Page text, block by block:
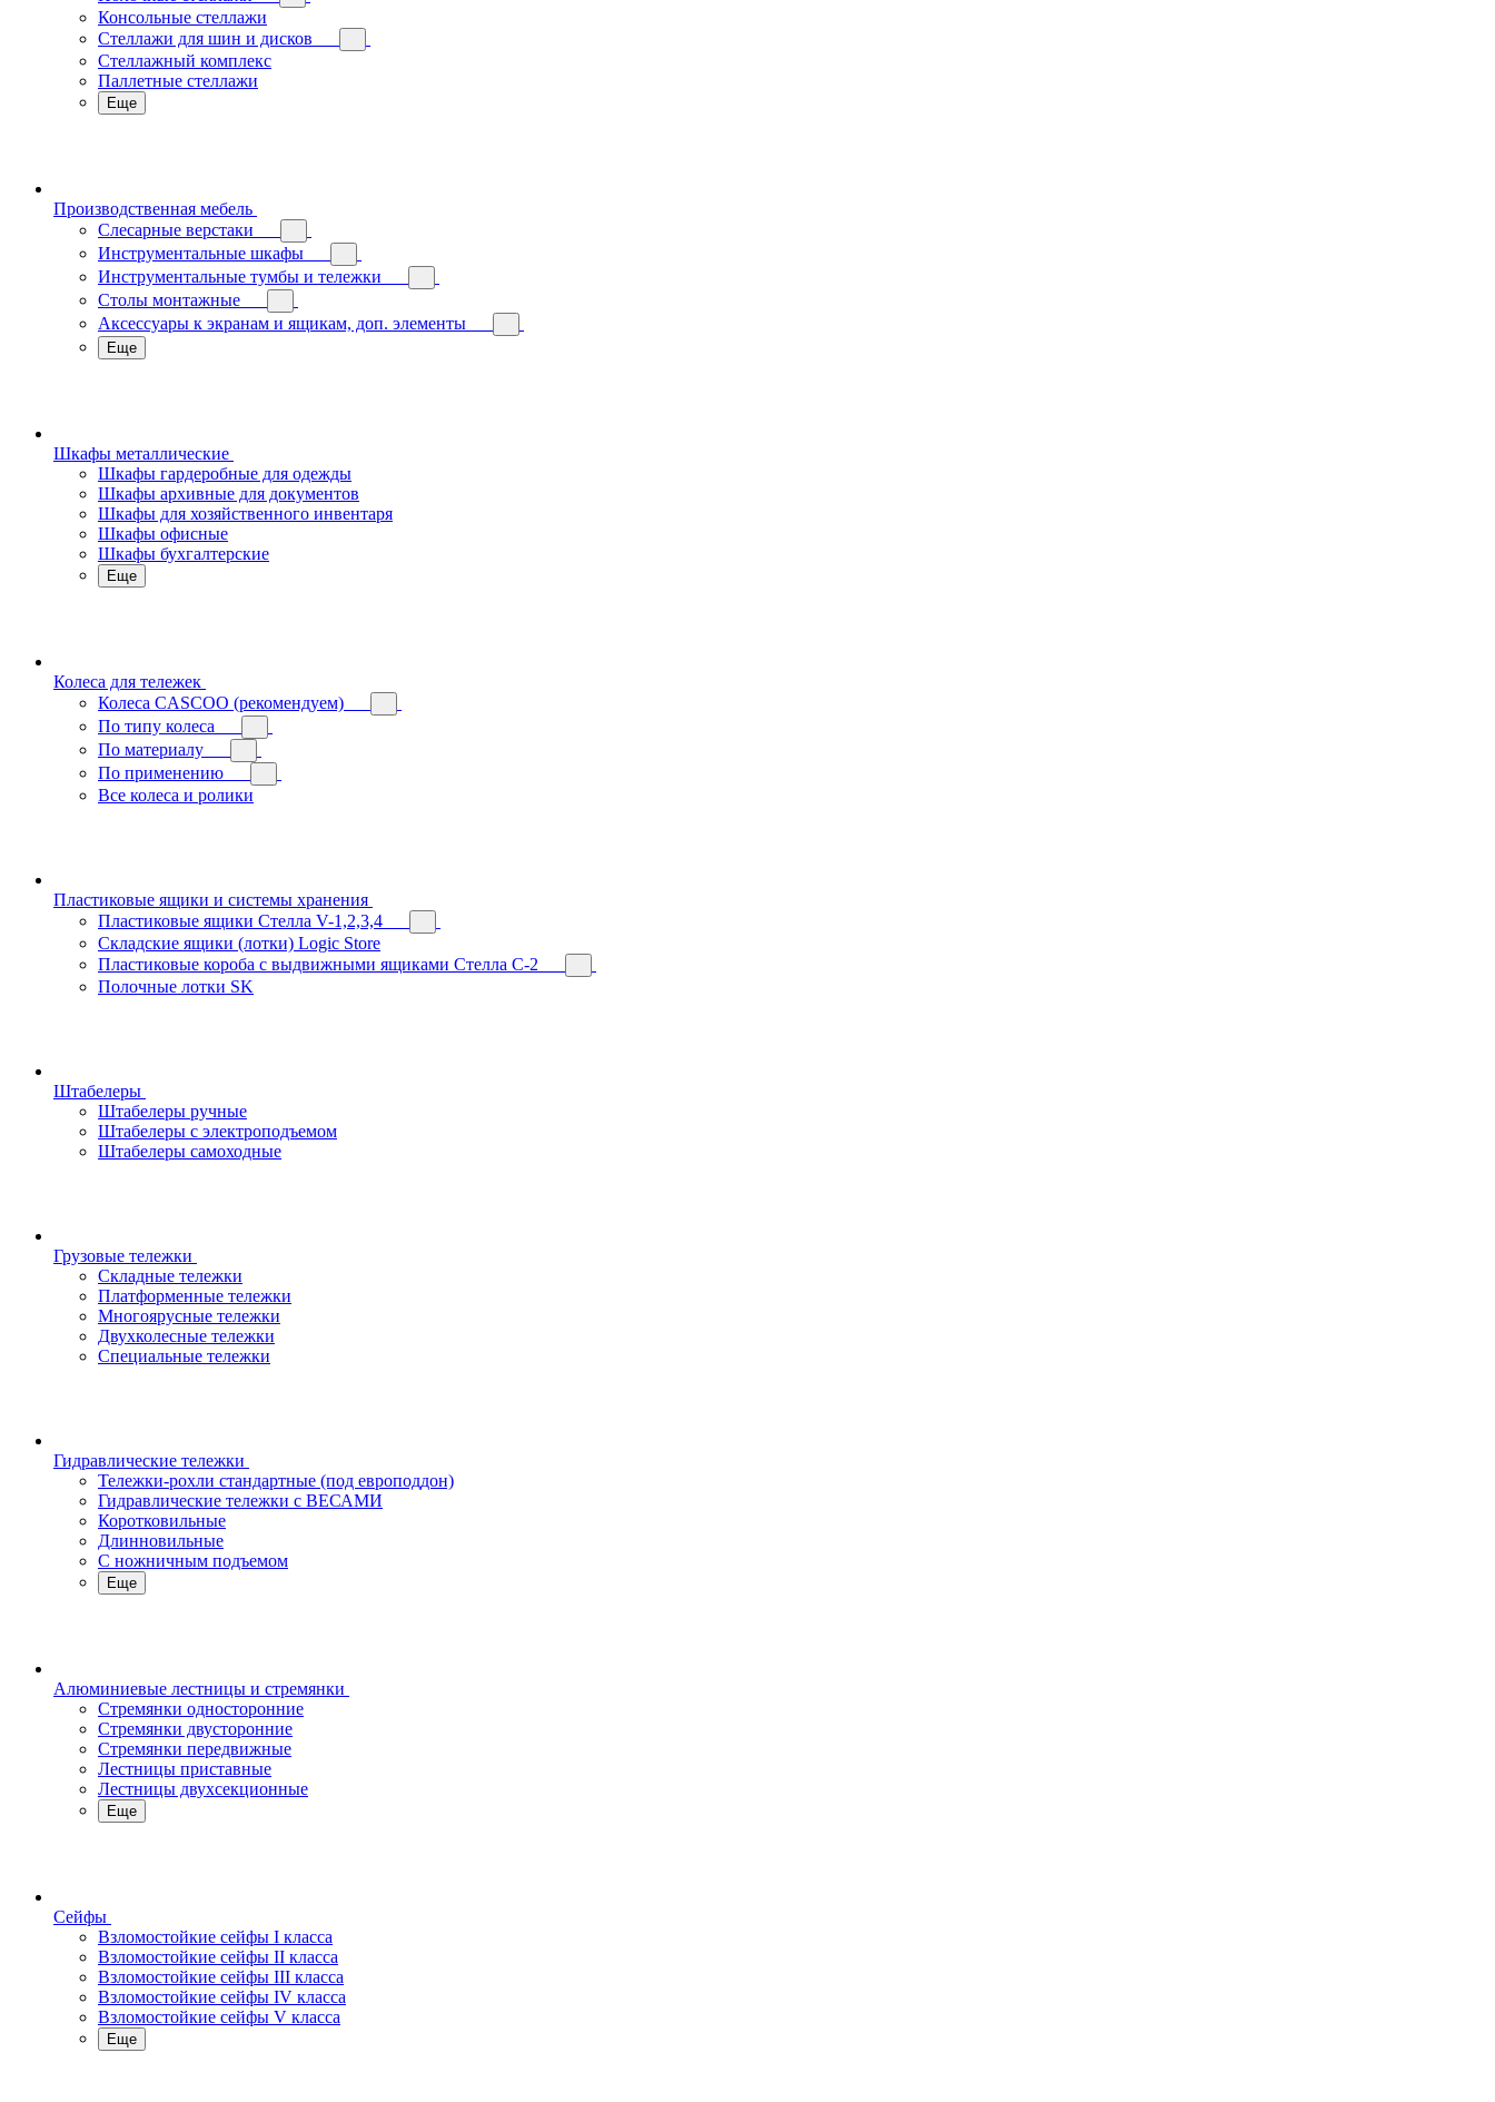
Консольные стеллажи
Стеллажи для шин и дисков
Стеллажный комплекс
Паллетные стеллажи
Еще
Производственная мебель
Слесарные верстаки
Инструментальные шкафы
Инструментальные тумбы и тележки
Столы монтажные
Аксессуары к экранам и ящикам, доп. элементы
Еще
Шкафы металлические
Шкафы гардеробные для одежды
Шкафы архивные для документов
Шкафы для хозяйственного инвентаря
Шкафы офисные
Шкафы бухгалтерские
Еще
Колеса для тележек
Колеса CASCOO (рекомендуем)
По типу колеса
По материалу
По применению
Все колеса и ролики
Пластиковые ящики и системы хранения
Пластиковые ящики Стелла V-1,2,3,4
Складские ящики (лотки) Logiс Store
Пластиковые короба с выдвижными ящиками Стелла С-2
Полочные лотки SK
Штабелеры
Штабелеры ручные
Штабелеры с электроподъемом
Штабелеры самоходные
Грузовые тележки
Складные тележки
Платформенные тележки
Многоярусные тележки
Двухколесные тележки
Специальные тележки
Гидравлические тележки
Тележки-рохли стандартные (под европоддон)
Гидравлические тележки с ВЕСАМИ
Коротковильные
Длинновильные
С ножничным подъемом
Еще
Алюминиевые лестницы и стремянки
Стремянки односторонние
Стремянки двусторонние
Стремянки передвижные
Лестницы приставные
Лестницы двухсекционные
Еще
Сейфы
Взломостойкие сейфы I класса
Взломостойкие сейфы II класса
Взломостойкие сейфы III класса
Взломостойкие сейфы IV класса
Взломостойкие сейфы V класса
Еще